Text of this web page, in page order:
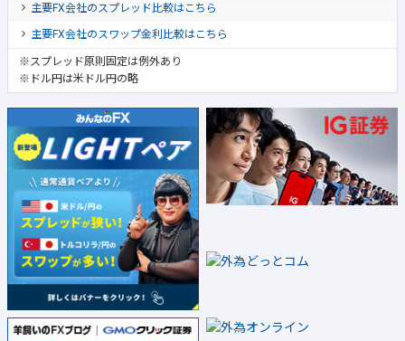
主要FX会社のスプレッド比較はこちら
主要FX会社のスワップ金利比較はこちら
※スプレッド原則固定は例外あり
※ドル円は米ドル円の略